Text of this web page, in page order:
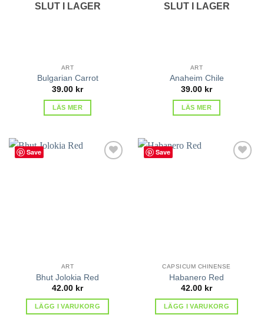
SLUT I LAGER
ART
Bulgarian Carrot
39.00 kr
LÄS MER
SLUT I LAGER
ART
Anaheim Chile
39.00 kr
LÄS MER
Save
ART
Bhut Jolokia Red
42.00 kr
LÄGG I VARUKORG
Save
CAPSICUM CHINENSE
Habanero Red
42.00 kr
LÄGG I VARUKORG